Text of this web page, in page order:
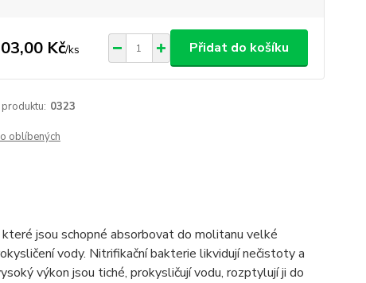
Kč/ks Přidat do košíku
0323
oblíbených
jsou schopné absorbovat do molitanu velké
vody. Nitrifikační bakterie likvidují nečistoty a
výkon jsou tiché, prokysličují vodu, rozptylují ji do